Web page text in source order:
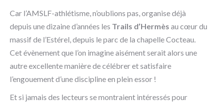
Car l’AMSLF-athlétisme, n’oublions pas, organise déjà
depuis une dizaine d’années les Trails d’Hermès au cœur du
massif de l’Estérel, depuis le parc de la chapelle Cocteau.
Cet évènement que l’on imagine aisément serait alors une
autre excellente manière de célébrer et satisfaire
l’engouement d’une discipline en plein essor !
Et si jamais des lecteurs se montraient intéressés pour